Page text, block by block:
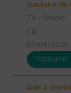
Auxiliaire de
73 - Savoie
CDI
07/01/2026
POSTULER
Aide à